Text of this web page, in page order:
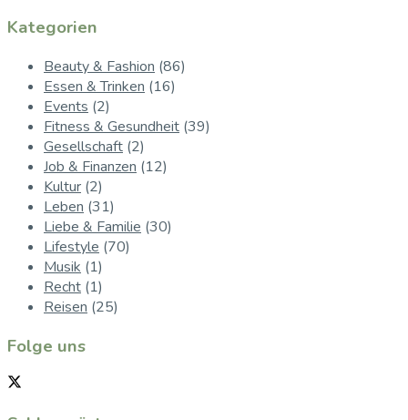
Kategorien
Beauty & Fashion (86)
Essen & Trinken (16)
Events (2)
Fitness & Gesundheit (39)
Gesellschaft (2)
Job & Finanzen (12)
Kultur (2)
Leben (31)
Liebe & Familie (30)
Lifestyle (70)
Musik (1)
Recht (1)
Reisen (25)
Folge uns